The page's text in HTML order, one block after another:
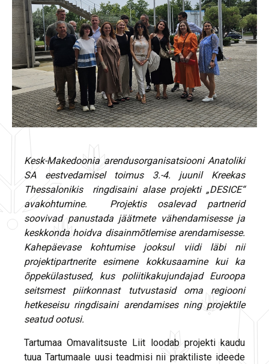
Kesk-Makedoonia arendusorganisatsiooni Anatoliki
SA eestvedamisel toimus 3.-4. juunil Kreekas
Thessalonikis ringdisaini alase projekti „DESICE“
avakohtumine. Projektis osalevad partnerid
soovivad panustada jäätmete vähendamisesse ja
keskkonda hoidva disainmõtlemise arendamisesse.
Kahepäevase kohtumise jooksul viidi läbi nii
projektipartnerite esimene kokkusaamine kui ka
õppekülastused, kus poliitikakujundajad Euroopa
seitsmest piirkonnast tutvustasid oma regiooni
hetkeseisu ringdisaini arendamises ning projektile
seatud ootusi.
Tartumaa Omavalitsuste Liit loodab projekti kaudu
tuua Tartumaale uusi teadmisi nii praktiliste ideede